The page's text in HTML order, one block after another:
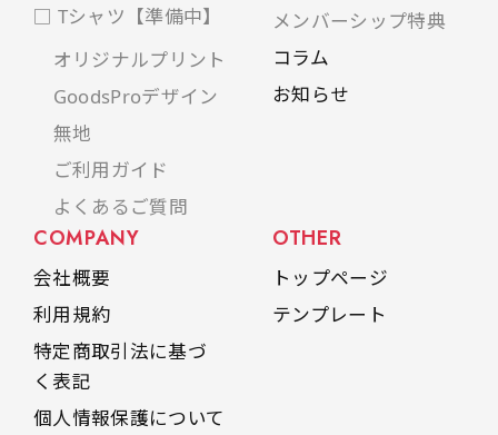
□ Tシャツ【準備中】
オリジナルプリント
GoodsProデザイン
無地
ご利用ガイド
よくあるご質問
メンバーシップ特典
コラム
お知らせ
COMPANY
会社概要
利用規約
特定商取引法に基づ
く表記
個人情報保護について
OTHER
トップページ
テンプレート